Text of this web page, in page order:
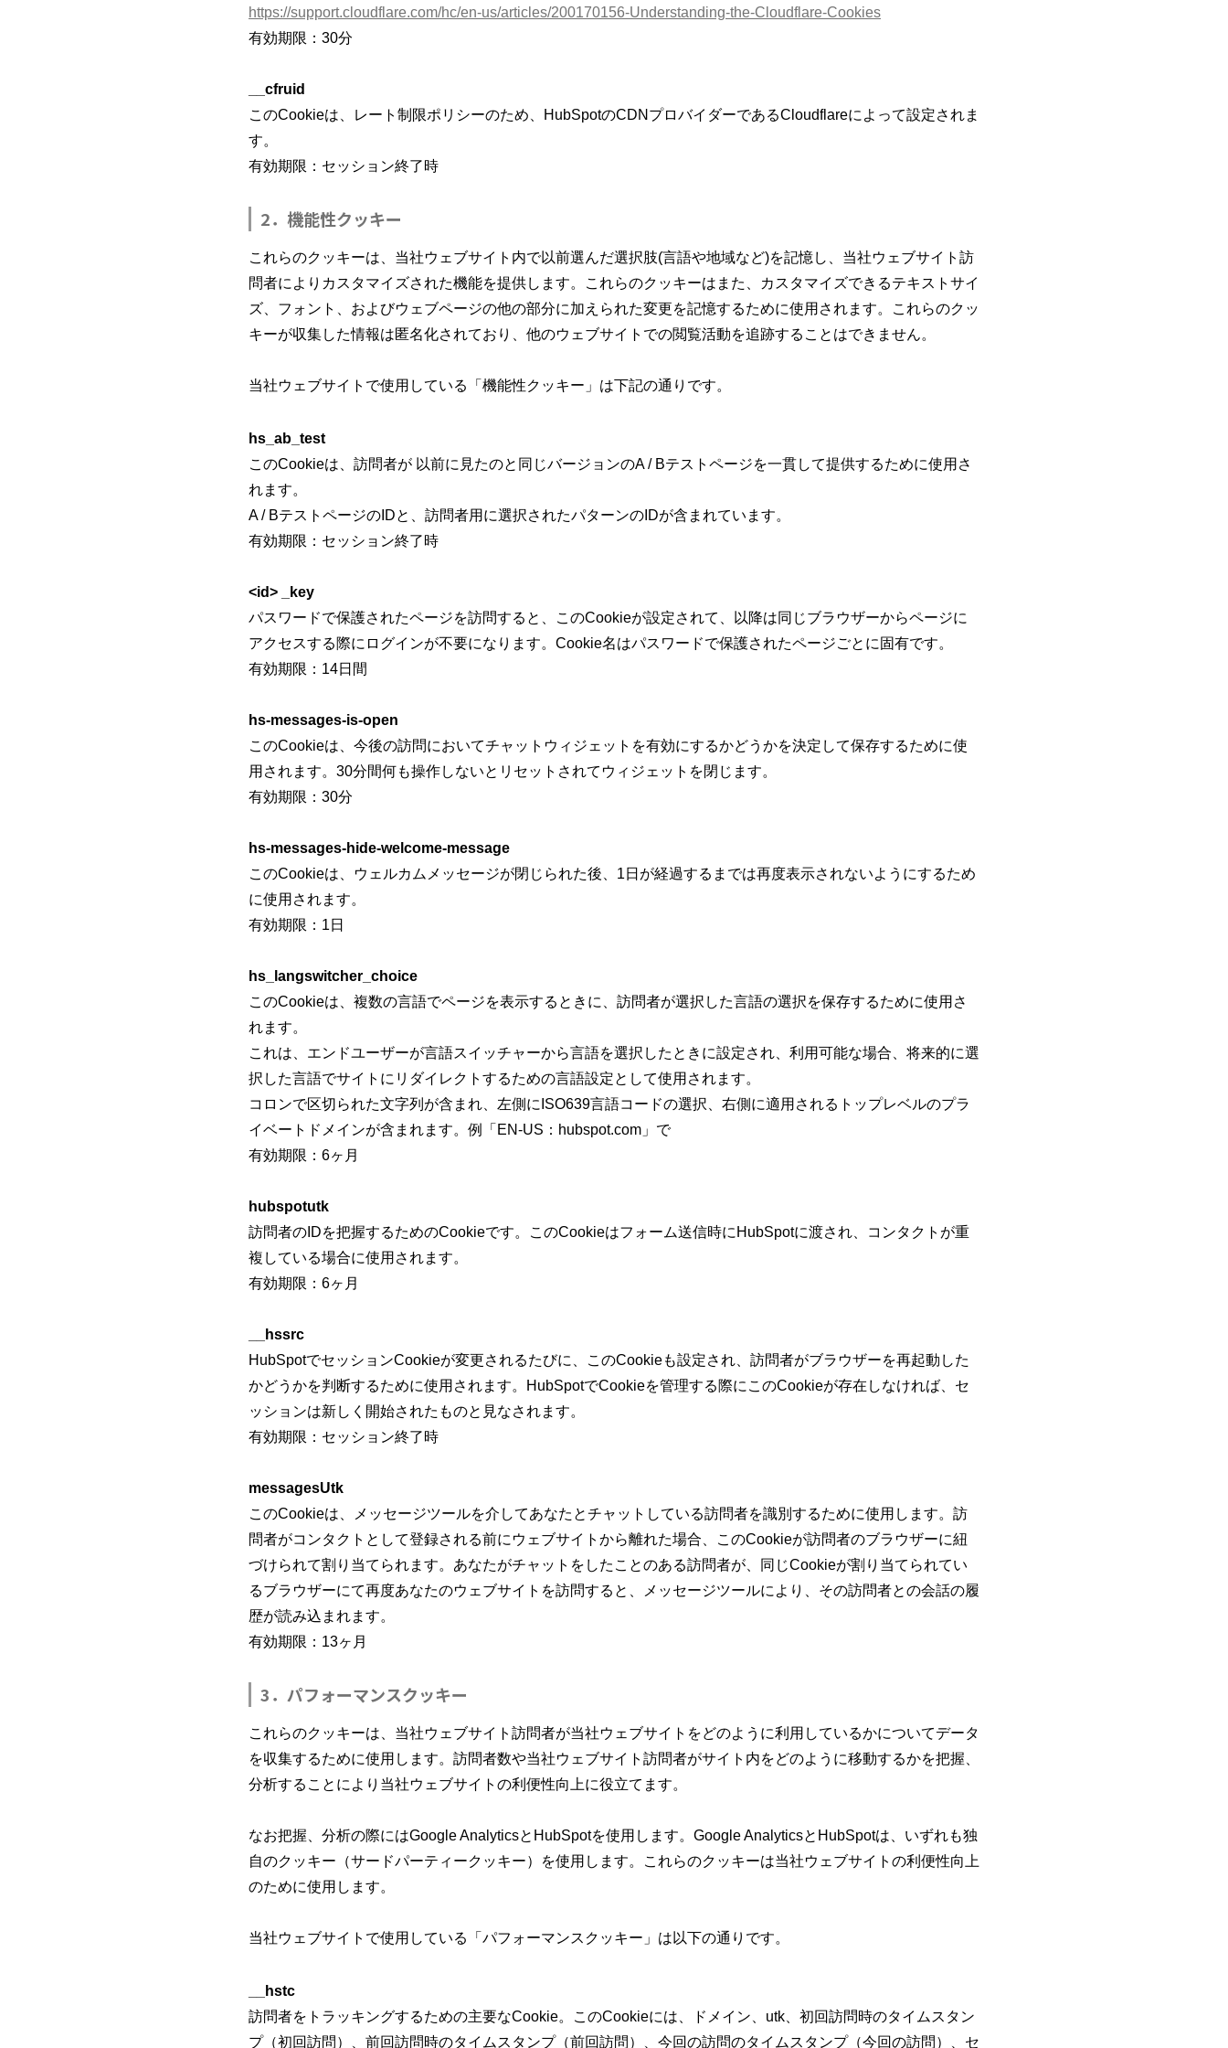
https://support.cloudflare.com/hc/en-us/articles/200170156-Understanding-the-Cloudflare-Cookies
有効期限：30分
__cfruid
このCookieは、レート制限ポリシーのため、HubSpotのCDNプロバイダーであるCloudflareによって設定されま
す。
有効期限：セッション終了時
2．機能性クッキー
これらのクッキーは、当社ウェブサイト内で以前選んだ選択肢(言語や地域など)を記憶し、当社ウェブサイト訪
問者によりカスタマイズされた機能を提供します。これらのクッキーはまた、カスタマイズできるテキストサイ
ズ、フォント、およびウェブページの他の部分に加えられた変更を記憶するために使用されます。これらのクッ
キーが収集した情報は匿名化されており、他のウェブサイトでの閲覧活動を追跡することはできません。
当社ウェブサイトで使用している「機能性クッキー」は下記の通りです。
hs_ab_test
このCookieは、訪問者が 以前に見たのと同じバージョンのA / Bテストページを一貫して提供するために使用さ
れます。
A / BテストページのIDと、訪問者用に選択されたパターンのIDが含まれています。
有効期限：セッション終了時
<id> _key
パスワードで保護されたページを訪問すると、このCookieが設定されて、以降は同じブラウザーからページに
アクセスする際にログインが不要になります。Cookie名はパスワードで保護されたページごとに固有です。
有効期限：14日間
hs-messages-is-open
このCookieは、今後の訪問においてチャットウィジェットを有効にするかどうかを決定して保存するために使
用されます。30分間何も操作しないとリセットされてウィジェットを閉じます。
有効期限：30分
hs-messages-hide-welcome-message
このCookieは、ウェルカムメッセージが閉じられた後、1日が経過するまでは再度表示されないようにするため
に使用されます。
有効期限：1日
hs_langswitcher_choice
このCookieは、複数の言語でページを表示するときに、訪問者が選択した言語の選択を保存するために使用さ
れます。
これは、エンドユーザーが言語スイッチャーから言語を選択したときに設定され、利用可能な場合、将来的に選
択した言語でサイトにリダイレクトするための言語設定として使用されます。
コロンで区切られた文字列が含まれ、左側にISO639言語コードの選択、右側に適用されるトップレベルのプラ
イベートドメインが含まれます。例「EN-US：hubspot.com」で
有効期限：6ヶ月
hubspotutk
訪問者のIDを把握するためのCookieです。このCookieはフォーム送信時にHubSpotに渡され、コンタクトが重
複している場合に使用されます。
有効期限：6ヶ月
__hssrc
HubSpotでセッションCookieが変更されるたびに、このCookieも設定され、訪問者がブラウザーを再起動した
かどうかを判断するために使用されます。HubSpotでCookieを管理する際にこのCookieが存在しなければ、セ
ッションは新しく開始されたものと見なされます。
有効期限：セッション終了時
messagesUtk
このCookieは、メッセージツールを介してあなたとチャットしている訪問者を識別するために使用します。訪
問者がコンタクトとして登録される前にウェブサイトから離れた場合、このCookieが訪問者のブラウザーに紐
づけられて割り当てられます。あなたがチャットをしたことのある訪問者が、同じCookieが割り当てられてい
るブラウザーにて再度あなたのウェブサイトを訪問すると、メッセージツールにより、その訪問者との会話の履
歴が読み込まれます。
有効期限：13ヶ月
3．パフォーマンスクッキー
これらのクッキーは、当社ウェブサイト訪問者が当社ウェブサイトをどのように利用しているかについてデータ
を収集するために使用します。訪問者数や当社ウェブサイト訪問者がサイト内をどのように移動するかを把握、
分析することにより当社ウェブサイトの利便性向上に役立てます。
なお把握、分析の際にはGoogle AnalyticsとHubSpotを使用します。Google AnalyticsとHubSpotは、いずれも独
自のクッキー（サードパーティークッキー）を使用します。これらのクッキーは当社ウェブサイトの利便性向上
のために使用します。
当社ウェブサイトで使用している「パフォーマンスクッキー」は以下の通りです。
__hstc
訪問者をトラッキングするための主要なCookie。このCookieには、ドメイン、utk、初回訪問時のタイムスタン
プ（初回訪問）、前回訪問時のタイムスタンプ（前回訪問）、今回の訪問のタイムスタンプ（今回の訪問）、セ